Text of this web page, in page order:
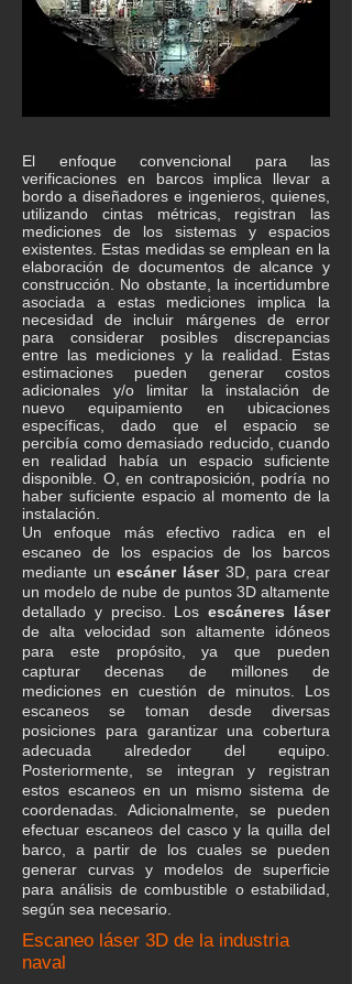
El enfoque convencional para las
verificaciones en barcos implica llevar a
bordo a diseñadores e ingenieros, quienes,
utilizando cintas métricas, registran las
mediciones de los sistemas y espacios
existentes. Estas medidas se emplean en la
elaboración de documentos de alcance y
construcción. No obstante, la incertidumbre
asociada a estas mediciones implica la
necesidad de incluir márgenes de error
para considerar posibles discrepancias
entre las mediciones y la realidad. Estas
estimaciones pueden generar costos
adicionales y/o limitar la instalación de
nuevo equipamiento en ubicaciones
específicas, dado que el espacio se
percibía como demasiado reducido, cuando
en realidad había un espacio suficiente
disponible. O, en contraposición, podría no
haber suficiente espacio al momento de la
instalación.
Un enfoque más efectivo radica en el
escaneo de los espacios de los barcos
mediante unescáner láser3D, para crear
un modelo de nube de puntos 3D altamente
detallado y preciso. Losescáneres láser
de alta velocidad son altamente idóneos
para este propósito, ya que pueden
capturar decenas de millones de
mediciones en cuestión de minutos. Los
escaneos se toman desde diversas
posiciones para garantizar una cobertura
adecuada alrededor del equipo.
Posteriormente, se integran y registran
estos escaneos en un mismo sistema de
coordenadas. Adicionalmente, se pueden
efectuar escaneos del casco y la quilla del
barco, a partir de los cuales se pueden
generar curvas y modelos de superficie
para análisis de combustible o estabilidad,
según sea necesario.
Escaneo láser 3D de la industria
naval